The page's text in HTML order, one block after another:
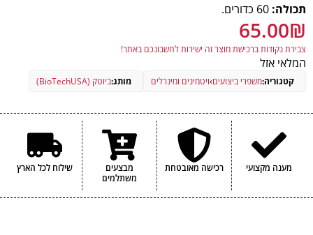
תכולה:
65.00₪
צבירת נקודות ברכישת מוצר זה ישירות לחשבונכם באתר!
המלאי אזל
קטגוריה:משפרי ביצועים›ויטמינים ומינרלים מותג:ביוטק (BioTechUSA)
מענה מקצועי רכישה מאובטחת
מבצעים
משתלמים
שילוח לכל הארץ